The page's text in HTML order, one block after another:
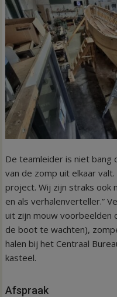
De teamleider is niet bang
van de zomp uit elkaar
project. Wij zijn straks ook
en als verhalenverteller.”
uit zijn mouw voorbeelden
de boot te wachten),
halen bij het Centraal
kasteel.
Afspraak